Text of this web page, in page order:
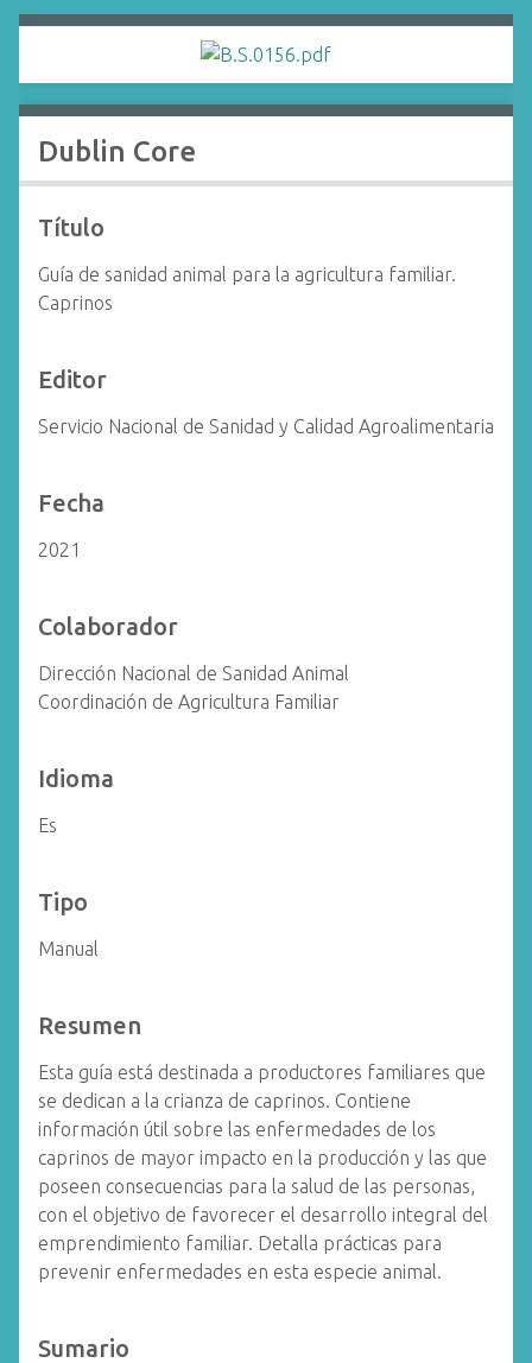
Dublin Core
Título
Guía de sanidad animal para la agricultura familiar.
Caprinos
Editor
Servicio Nacional de Sanidad y Calidad Agroalimentaria
Fecha
2021
Colaborador
Dirección Nacional de Sanidad Animal
Coordinación de Agricultura Familiar
Idioma
Es
Tipo
Manual
Resumen
Esta guía está destinada a productores familiares que
se dedican a la crianza de caprinos. Contiene
información útil sobre las enfermedades de los
caprinos de mayor impacto en la producción y las que
poseen consecuencias para la salud de las personas,
con el objetivo de favorecer el desarrollo integral del
emprendimiento familiar. Detalla prácticas para
prevenir enfermedades en esta especie animal.
Sumario